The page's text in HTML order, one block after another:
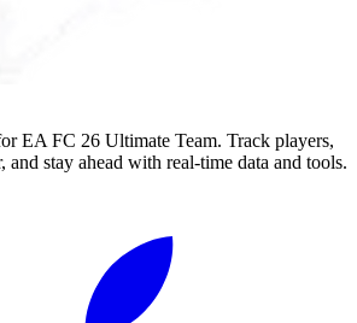
EA FC 26 Ultimate Team. Track players,
stay ahead with real-time data and tools.